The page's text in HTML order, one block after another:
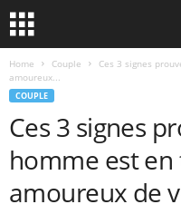
Home Couple
Ces 3 signes
amoureux...
COUPLE
Ces 3 signes
homme est
amoureux de